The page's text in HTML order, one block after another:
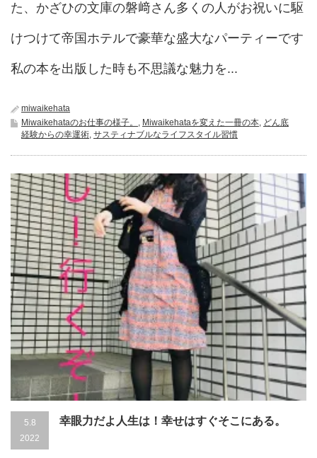
た、かざひの文庫の磐﨑さん多くの人がお祝いに駆
けつけて帝国ホテルで豪華な盛大なパーティーです
私の本を出版した時も不思議な魅力を...
miwaikehata
Miwaikehataのお仕事の様子。 , Miwaikehataを変えた一冊の本, どん底
経験からの幸運術, サスティナブルなライフスタイル習慣
5.8
2022
幸眼力だよ人生は！幸せはすぐそこにある。